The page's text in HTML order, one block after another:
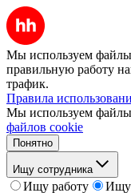
Мы используем файлы
правильную работу
трафик.
Правила
Мы используем
файлов cookie
Понятно
Ищу сотрудника
Ищу работу
Ищу